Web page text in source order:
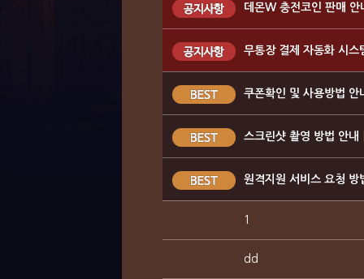
데몬W 충전코인 판매 안
무통장 결제 자동화 시스
쿠폰확인 및 사용방법 안
스크린샷 촬영 방법 안내
원격지원 서비스 요청 방
1
dd